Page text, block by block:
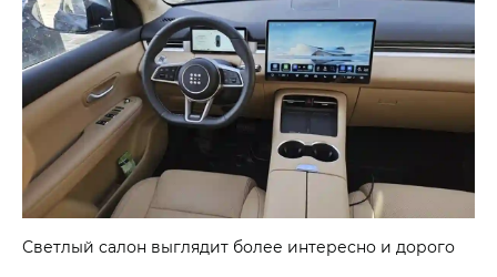
Светлый салон выглядит более интересно и дорого